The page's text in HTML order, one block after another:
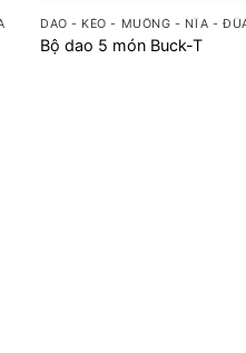
DAO - KÉO - MUỖNG - NĨA -
Bộ dao 5 món Buck-T